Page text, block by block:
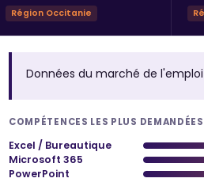
Région Occitanie
Données du marché de l'emploi
COMPÉTENCES LES PLUS DEMANDÉES
Excel / Bureautique
Microsoft 365
PowerPoint